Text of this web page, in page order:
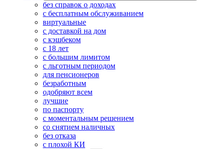
без справок о доходах
с бесплатным обслуживанием
виртуальные
с доставкой на дом
с кэшбеком
с 18 лет
с большим лимитом
с льготным периодом
для пенсионеров
безработным
одобряют всем
лучшие
по паспорту
с моментальным решением
со снятием наличных
без отказа
с плохой КИ